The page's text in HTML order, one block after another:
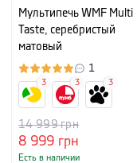
Мультипечь WMF Multi
Taste, серебристый
матовый
1
8 999 грн
14 999грн
Есть в наличии
3 3 3